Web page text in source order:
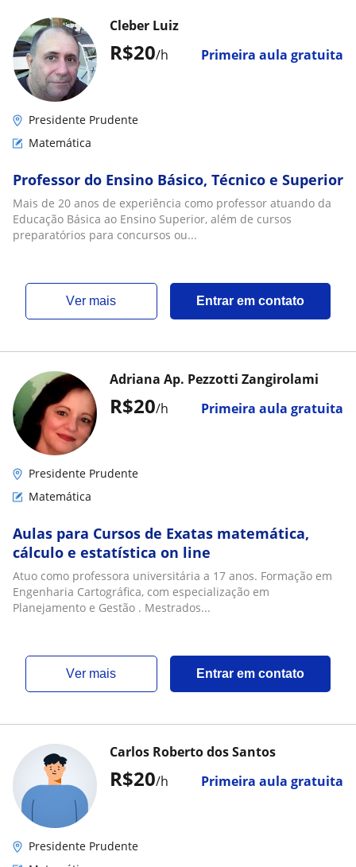
R$20/h Primeira aula gratuita
Cleber Luiz
Presidente Prudente
Matemática
Professor do Ensino Básico, Técnico e Superior
Mais de 20 anos de experiência como professor atuando da
Educação Básica ao Ensino Superior, além de cursos
preparatórios para concursos ou...
ver mais Entrar em contato
R$20/h Primeira aula gratuita
Adriana Ap. Pezzotti Zangirolami
Presidente Prudente
Matemática
Aulas para Cursos de Exatas matemática,
cálculo e estatística on line
Atuo como professora universitária a 17 anos. Formação em
Engenharia Cartográfica, com especialização em
Planejamento e Gestão . Mestrados...
ver mais Entrar em contato
R$20/h Primeira aula gratuita
Carlos Roberto dos Santos
Presidente Prudente